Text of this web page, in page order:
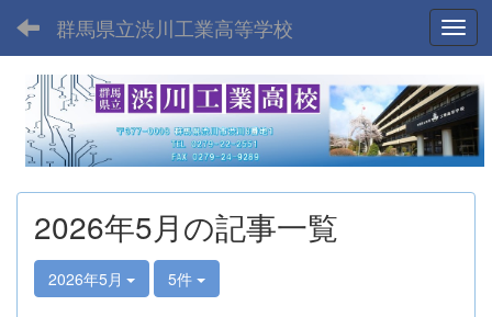
群馬県立渋川工業高等学校
2026年5月の記事一覧
2026年5月 5件